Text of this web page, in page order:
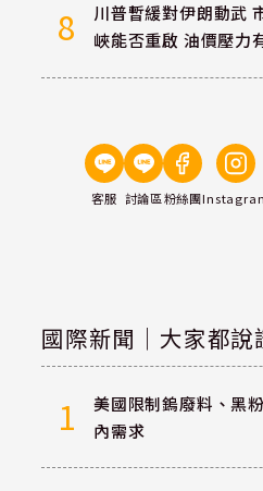
8
川普暫緩對伊朗動武
峽能否重啟 油價壓力
客服 討論區粉絲團
國際新聞｜大家都說
1
美國限制鎢廢料、黑
內需求